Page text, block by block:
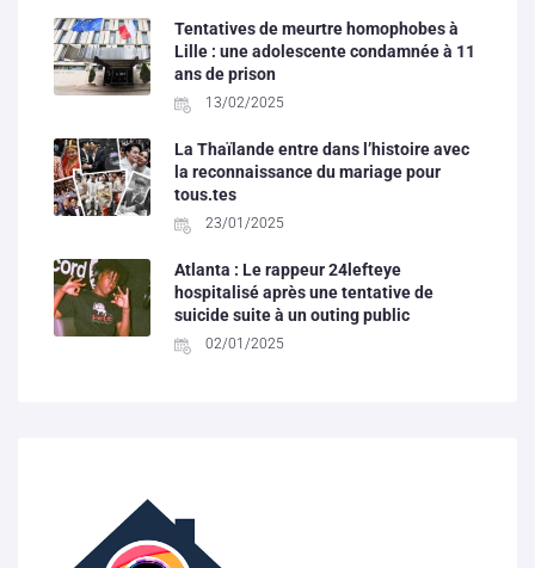
Tentatives de meurtre homophobes à
Lille : une adolescente condamnée à 11
ans de prison
13/02/2025
La Thaïlande entre dans l’histoire avec
la reconnaissance du mariage pour
tous.tes
23/01/2025
Atlanta : Le rappeur 24lefteye
hospitalisé après une tentative de
suicide suite à un outing public
02/01/2025